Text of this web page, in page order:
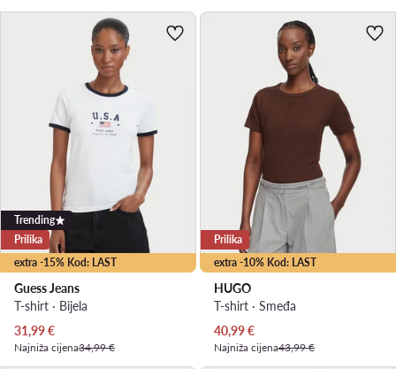
extra -15% Kod: LAST
Trending
Prilika
Guess Jeans
T-shirt · Bijela
Trenutna cijena
31,99€
Najniža cijena34,99 €
extra -10% Kod: LAST
Prilika
HUGO
T-shirt · Smeđa
Trenutna cijena
40,99€
Najniža cijena43,99 €